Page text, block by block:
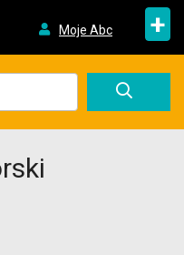
Moje Abc +